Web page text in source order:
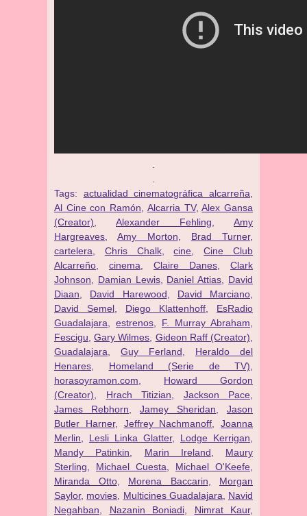
Tags: actualidad cinematográfica alcarreña
Al Cine con Ramón
Alcarria TV,Alex Gansa
(Creator)
Alexander Fehling
Amy
Hargreaves ,Amy Morton Brad Turner,
cartelera
Chris Chalk,cine ,Cine Club
Alcarreño
cinema Claire Danes
Clark
Johnson
Damian Lewis, Daniel Attias
David
Diaan
David Harewood David Marciano
David Semel
Diego Klattenhoff
EsRadio
Guadalajara
estrenos F. Murray Abraham
Fescigu ,Gary Wilmes Gideon Raff (Creator)
Guadalajara
Guy Ferland
Heraldo del
Henares
Homeland (Serie de TV)
horasoyramon.com
Howard Gordon
(Creator)
Hrach Titizian Jackson Pace
James Rebhorn
Jamey Sheridan
Jason
Butler Harner, Jeffrey Nachmanoff
Joanna
Merlin
Lesli Linka Glatter, Lodge Kerrigan
Mandy Patinkin
Marin Ireland
Maury
Sterling
Michael Cuesta Michael O'Keefe
Miranda Otto, Morena Baccarin
Morgan
Saylor, movies Multicines Guadalajara
Navid
Negahban
Nazanin Boniadi Nimrat Kaur,